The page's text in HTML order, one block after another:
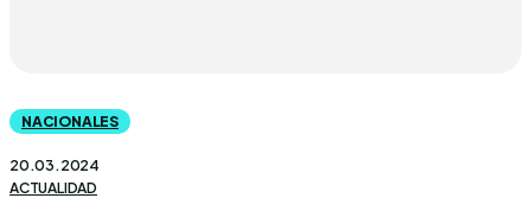
NACIONALES
20.03.2024
ACTUALIDAD